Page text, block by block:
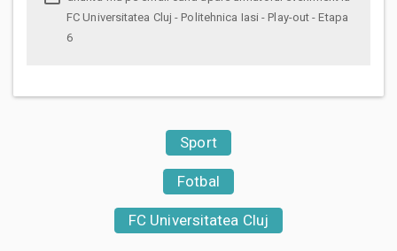
FC Universitatea Cluj - Politehnica Iasi - Play-out - Etapa
6
Sport
Fotbal
FC Universitatea Cluj